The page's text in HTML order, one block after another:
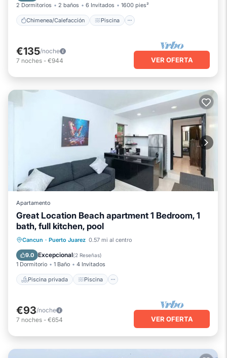
2 Dormitorios 2 baños 6 Invitados 1600 pies²
Chimenea/Calefacción Piscina
€135/noche
7 noches - €944 VER OFERTA
Apartamento
Great Location Beach apartment 1 Bedroom, 1
bath, full kitchen, pool
Cancun · Puerto Juarez 0.57 mi al centro
9.0 Excepcional(2 Reseñas)
1 Dormitorio 1 Baño 4 Invitados
Piscina privada Piscina
Piscina privada
Piscina
Vista al mar
€93/noche
7 noches - €654 VER OFERTA